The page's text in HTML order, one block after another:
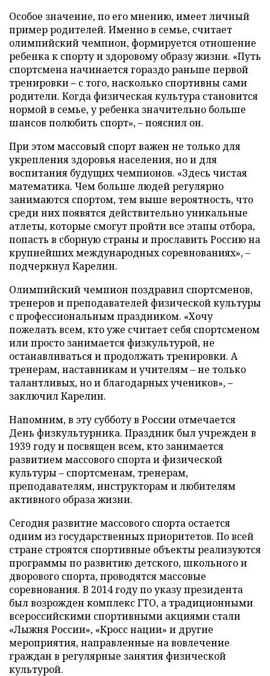
Особое значение, по его мнению, имеет личный
пример родителей. Именно в семье, считает
олимпийский чемпион, формируется отношение
ребенка к спорту и здоровому образу жизни. «Путь
спортсмена начинается гораздо раньше первой
тренировки – с того, насколько спортивны сами
родители. Когда физическая культура становится
нормой в семье, у ребенка значительно больше
шансов полюбить спорт», – пояснил он.
При этом массовый спорт важен не только для
укрепления здоровья населения, но и для
воспитания будущих чемпионов. «Здесь чистая
математика. Чем больше людей регулярно
занимаются спортом, тем выше вероятность, что
среди них появятся действительно уникальные
атлеты, которые смогут пройти все этапы отбора,
попасть в сборную страны и прославить Россию на
крупнейших международных соревнованиях», –
подчеркнул Карелин.
Олимпийский чемпион поздравил спортсменов,
тренеров и преподавателей физической культуры
с профессиональным праздником. «Хочу
пожелать всем, кто уже считает себя спортсменом
или просто занимается физкультурой, не
останавливаться и продолжать тренировки. А
тренерам, наставникам и учителям – не только
талантливых, но и благодарных учеников», –
заключил Карелин.
Напомним, в эту субботу в России отмечается
День физкультурника. Праздник был учрежден в
1939 году и посвящен всем, кто занимается
развитием массового спорта и физической
культуры – спортсменам, тренерам,
преподавателям, инструкторам и любителям
активного образа жизни.
Сегодня развитие массового спорта остается
одним из государственных приоритетов. По всей
стране строятся спортивные объекты реализуются
программы по развитию детского, школьного и
дворового спорта, проводятся массовые
соревнования. В 2014 году по указу президента
был возрожден комплекс ГТО, а традиционными
всероссийскими спортивными акциями стали
«Лыжня России», «Кросс нации» и другие
мероприятия, направленные на вовлечение
граждан в регулярные занятия физической
культурой.